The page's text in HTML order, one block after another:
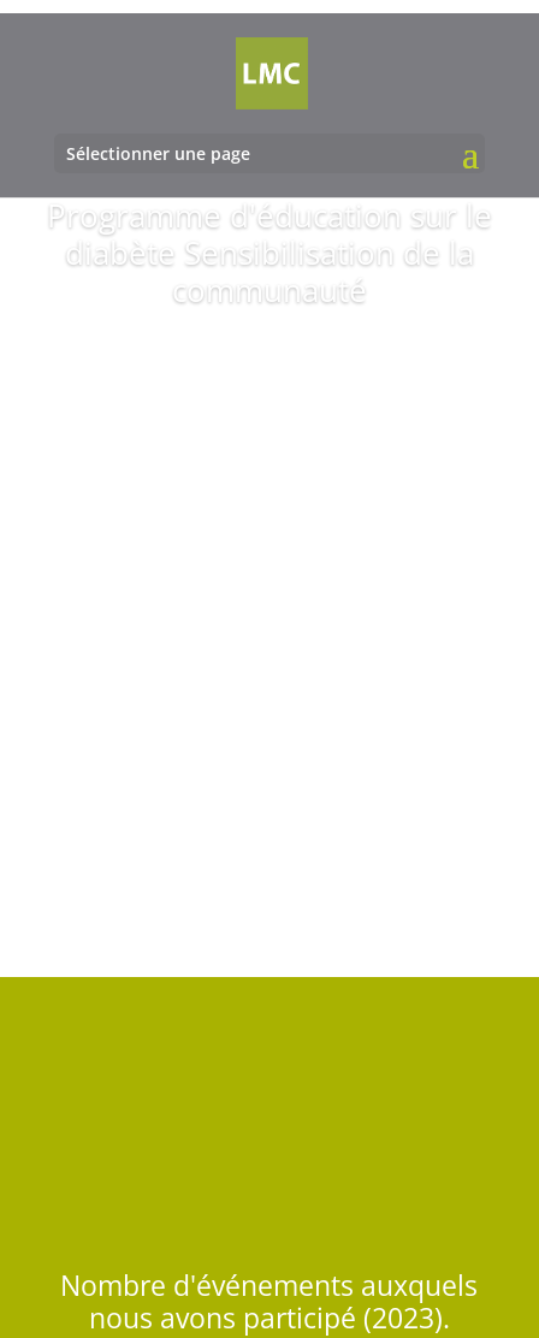
Sélectionner une page
Programme d'éducation sur le
diabète Sensibilisation de la
communauté
Nombre d'événements auxquels
nous avons participé (2023).